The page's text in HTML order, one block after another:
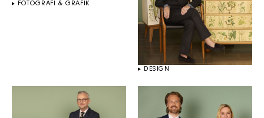
FOTOGRAFI & GRAFIK
DESIGN